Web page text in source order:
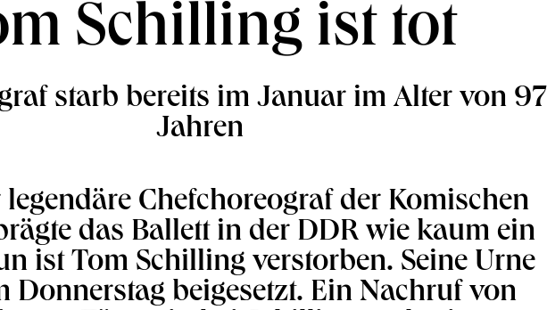
Schilling ist tot
starb bereits im Januar im Alter von 97
Jahren
Chefchoreograf der Komischen
das Ballett in der DDR wie kaum ein
ist Tom Schilling verstorben. Seine Urne
Donnerstag beigesetzt. Ein Nachruf von